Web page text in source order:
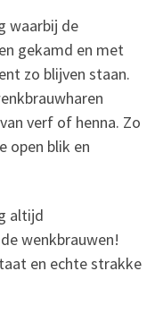
waarbij de
gekamd en met
zo blijven staan.
verf of henna. Zo
open blik en
altijd
wenkbrauwen!
en echte strakke